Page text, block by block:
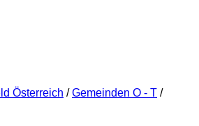
Österreich / Gemeinden O - T /